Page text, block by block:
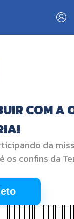
COM A
da
os confins da